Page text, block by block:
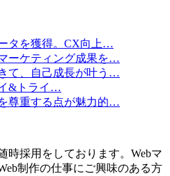
タを獲得。CX向上…
ーケティング成果を…
て、自己成長が叶う…
&トライ…
尊重する点が魅力的…
時採用をしております。Webマ
制作の仕事にご興味のある方